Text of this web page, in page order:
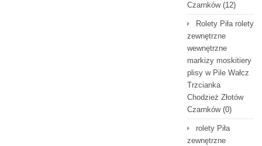
Czarnków(12)
Rolety Piła rolety
zewnętrzne
wewnętrzne
markizy moskitiery
plisy w Pile Wałcz
Trzcianka
Chodzież Złotów
Czarnków(0)
rolety Piła
zewnętrzne